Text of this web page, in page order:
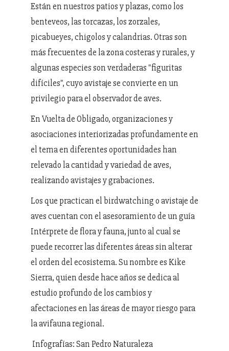
Están en nuestros patios y plazas, como los
benteveos, las torcazas, los zorzales,
picabueyes, chigolos y calandrias. Otras son
más frecuentes de la zona costeras y rurales, y
algunas especies son verdaderas "figuritas
difíciles", cuyo avistaje se convierte en un
privilegio para el observador de aves.
En Vuelta de Obligado, organizaciones y
asociaciones interiorizadas profundamente en
el tema en diferentes oportunidades han
relevado la cantidad y variedad de aves,
realizando avistajes y grabaciones.
Los que practican el birdwatching o avistaje de
aves cuentan con el asesoramiento de un guía
Intérprete de flora y fauna, junto al cual se
puede recorrer las diferentes áreas sin alterar
el orden del ecosistema. Su nombre es Kike
Sierra, quien desde hace años se dedica al
estudio profundo de los cambios y
afectaciones en las áreas de mayor riesgo para
la avifauna regional.
Infografías: San Pedro Naturaleza